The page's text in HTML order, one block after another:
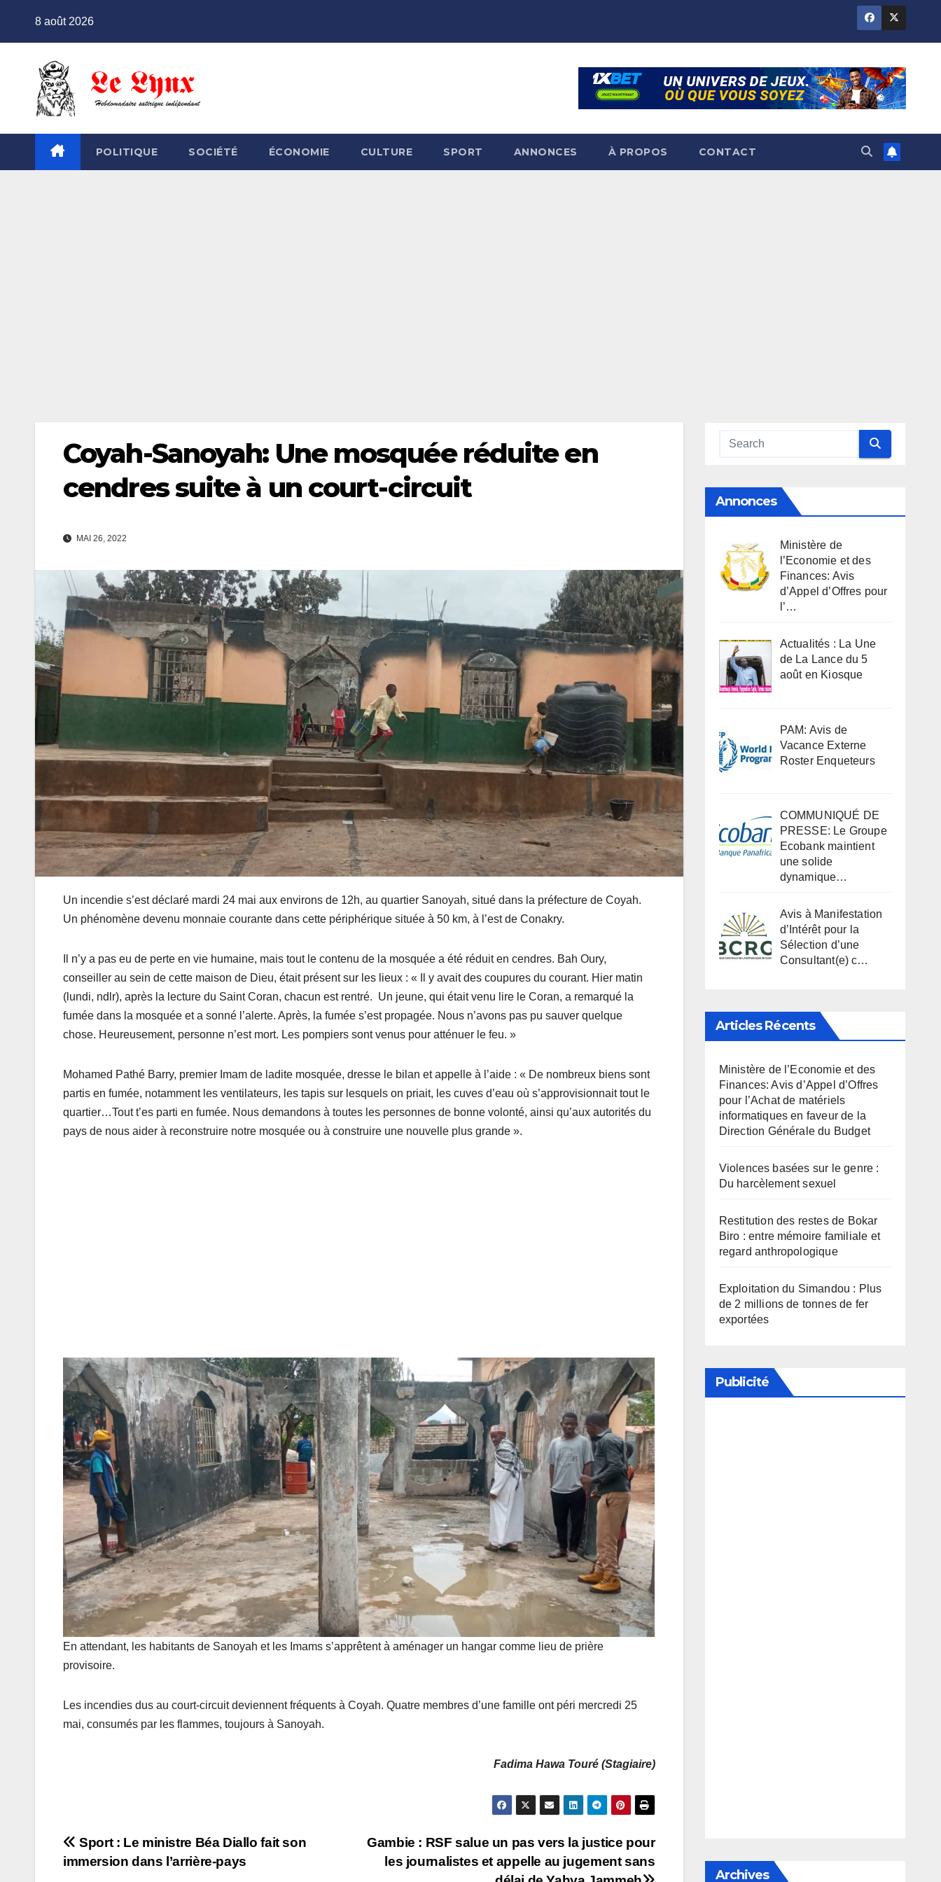
8 août 2026
POLITIQUE SOCIÉTÉ ÉCONOMIE CULTURE SPORT ANNONCES À PROPOS CONTACT
Coyah-Sanoyah: Une mosquée réduite en
cendres suite à un court-circuit
MAI 26, 2022
Un incendie s’est déclaré mardi 24 mai aux environs de 12h, au quartier Sanoyah, situé dans la préfecture de Coyah.
Un phénomène devenu monnaie courante dans cette périphérique située à 50 km, à l’est de Conakry.
Il n’y a pas eu de perte en vie humaine, mais tout le contenu de la mosquée a été réduit en cendres. Bah Oury,
conseiller au sein de cette maison de Dieu, était présent sur les lieux : « Il y avait des coupures du courant. Hier matin
(lundi, ndlr), après la lecture du Saint Coran, chacun est rentré. Un jeune, qui était venu lire le Coran, a remarqué la
fumée dans la mosquée et a sonné l’alerte. Après, la fumée s’est propagée. Nous n’avons pas pu sauver quelque
chose. Heureusement, personne n’est mort. Les pompiers sont venus pour atténuer le feu. »
Mohamed Pathé Barry, premier Imam de ladite mosquée, dresse le bilan et appelle à l’aide : « De nombreux biens sont
partis en fumée, notamment les ventilateurs, les tapis sur lesquels on priait, les cuves d’eau où s’approvisionnait tout le
quartier…Tout t’es parti en fumée. Nous demandons à toutes les personnes de bonne volonté, ainsi qu’aux autorités du
pays de nous aider à reconstruire notre mosquée ou à construire une nouvelle plus grande ».
En attendant, les habitants de Sanoyah et les Imams s’apprêtent à aménager un hangar comme lieu de prière
provisoire.
Les incendies dus au court-circuit deviennent fréquents à Coyah. Quatre membres d’une famille ont péri mercredi 25
mai, consumés par les flammes, toujours à Sanoyah.
Fadima Hawa Touré (Stagiaire)
Navigation
Gambie : RSF salue un pas vers la justice pour
les journalistes et appelle au jugement sans
Sport : Le ministre Béa Diallo fait son
immersion dans l’arrière-pays
Annonces
Ministère de
l’Economie et des
Finances: Avis
d’Appel d’Offres pour
l’…
Actualités : La Une
de La Lance du 5
août en Kiosque
PAM: Avis de
Vacance Externe
Roster Enqueteurs
COMMUNIQUÉ DE
PRESSE: Le Groupe
Ecobank maintient
une solide
dynamique…
Avis à Manifestation
d’Intérêt pour la
Sélection d’une
Consultant(e) c…
Articles Récents
Ministère de l’Economie et des
Finances: Avis d’Appel d’Offres
pour l’Achat de matériels
informatiques en faveur de la
Direction Générale du Budget
Violences basées sur le genre :
Du harcèlement sexuel
Restitution des restes de Bokar
Biro : entre mémoire familiale et
regard anthropologique
Exploitation du Simandou : Plus
de 2 millions de tonnes de fer
exportées
Publicité
Archives